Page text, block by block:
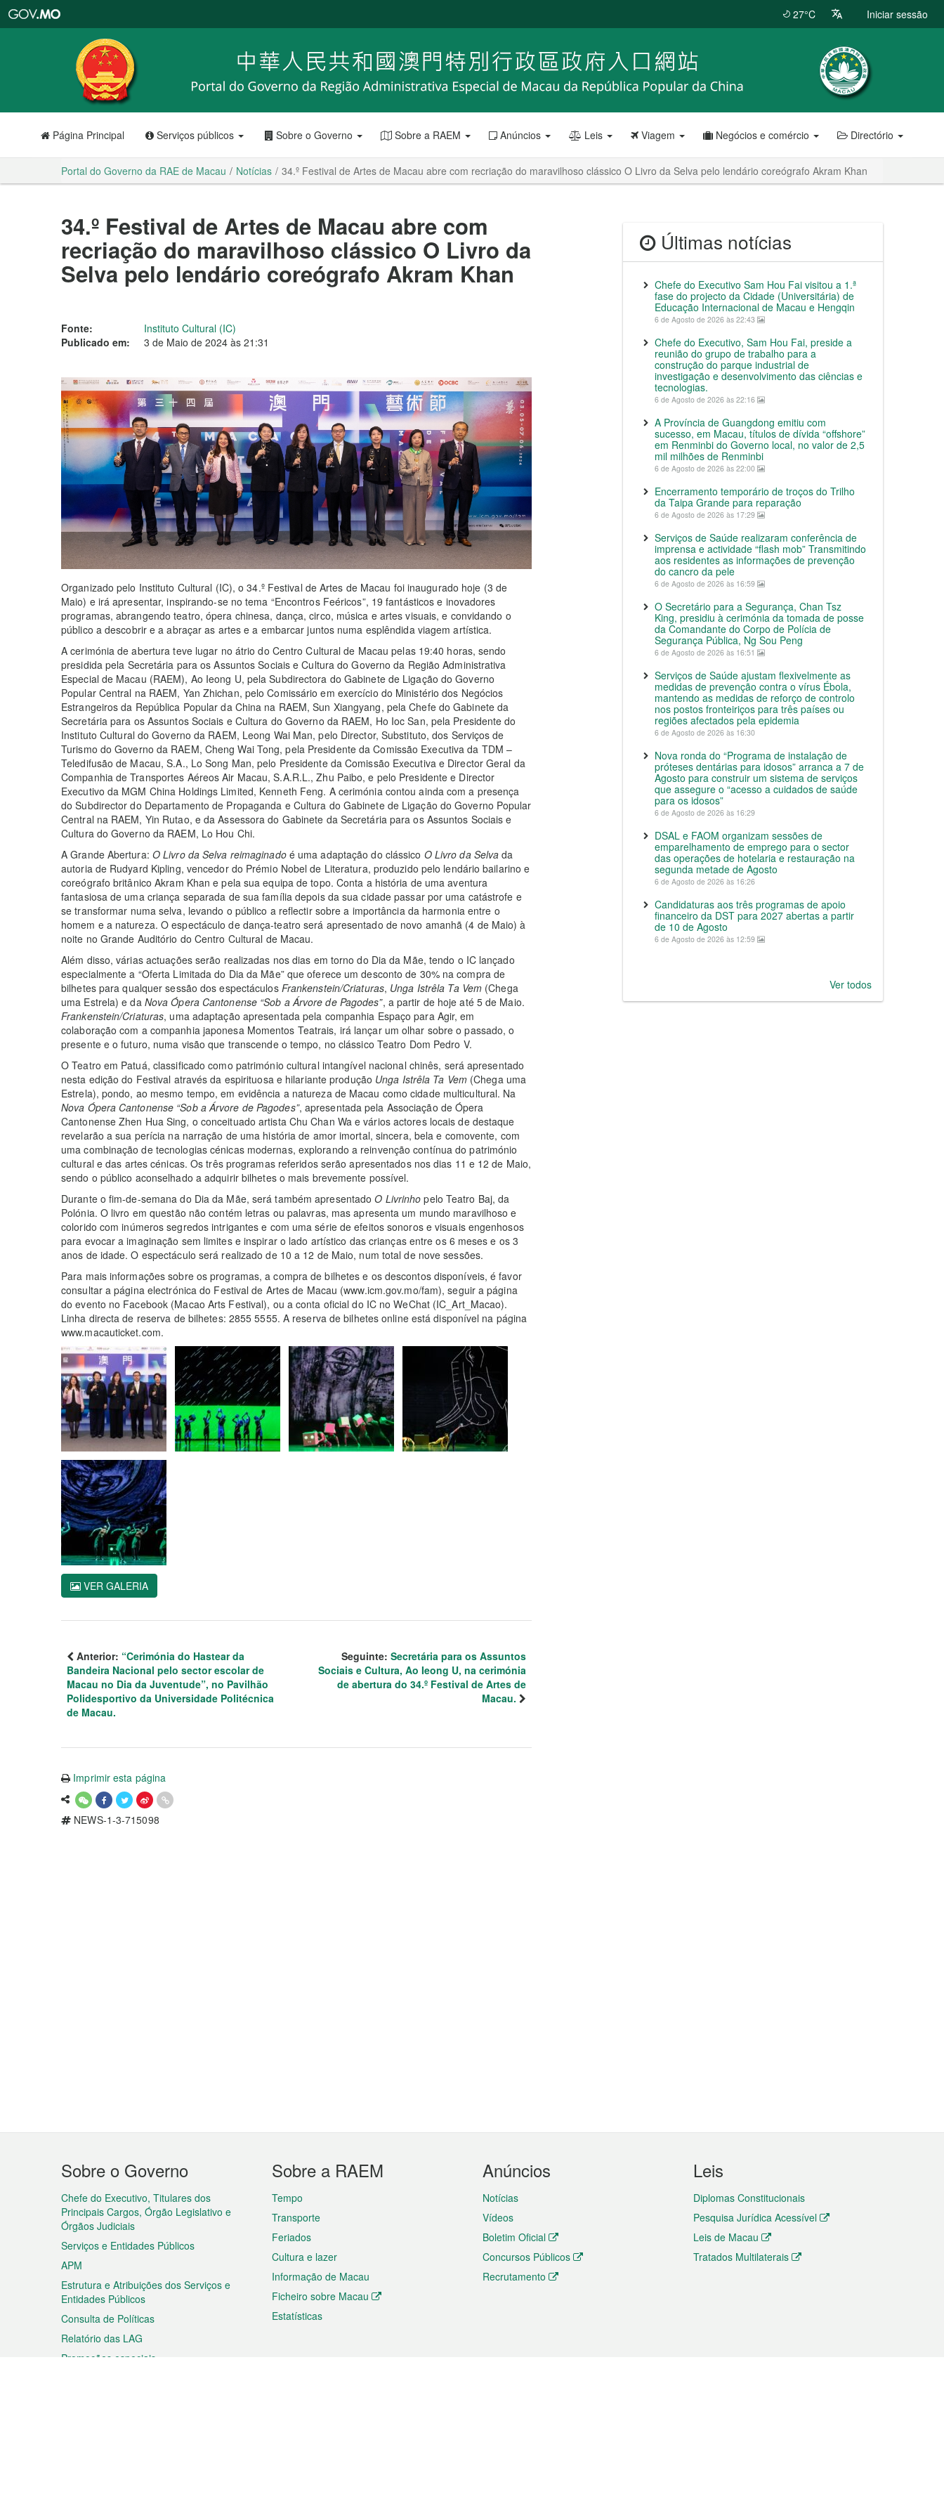
RAE
de
Macau
27°C Iniciar sessão
Página Principal Serviços públicos Sobre o Governo Sobre a RAEM Anúncios Leis Viagem Negócios e comércio Directório
Portal do Governo da RAE de Macau Notícias 34.º Festival de Artes de Macau abre com recriação do maravilhoso clássico O Livro da Selva pelo lendário coreógrafo Akram Khan
34.º Festival de Artes de Macau abre com
recriação do maravilhoso clássico O Livro da
Selva pelo lendário coreógrafo Akram Khan
Fonte:
Instituto Cultural (IC)
Publicado em:
3 de Maio de 2024 às 21:31
Organizado pelo Instituto Cultural (IC), o 34.º Festival de Artes de Macau foi inaugurado hoje (3 de
Maio) e irá apresentar, inspirando-se no tema “Encontros Feéricos”, 19 fantásticos e inovadores
programas, abrangendo teatro, ópera chinesa, dança, circo, música e artes visuais, e convidando o
público a descobrir e a abraçar as artes e a embarcar juntos numa esplêndida viagem artística.
A cerimónia de abertura teve lugar no átrio do Centro Cultural de Macau pelas 19:40 horas, sendo
presidida pela Secretária para os Assuntos Sociais e Cultura do Governo da Região Administrativa
Especial de Macau (RAEM), Ao Ieong U, pela Subdirectora do Gabinete de Ligação do Governo
Popular Central na RAEM, Yan Zhichan, pelo Comissário em exercício do Ministério dos Negócios
Estrangeiros da República Popular da China na RAEM, Sun Xiangyang, pela Chefe do Gabinete da
Secretária para os Assuntos Sociais e Cultura do Governo da RAEM, Ho Ioc San, pela Presidente do
Instituto Cultural do Governo da RAEM, Leong Wai Man, pelo Director, Substituto, dos Serviços de
Turismo do Governo da RAEM, Cheng Wai Tong, pela Presidente da Comissão Executiva da TDM –
Teledifusão de Macau, S.A., Lo Song Man, pelo Presidente da Comissão Executiva e Director Geral da
Companhia de Transportes Aéreos Air Macau, S.A.R.L., Zhu Paibo, e pelo Presidente e Director
Executivo da MGM China Holdings Limited, Kenneth Feng. A cerimónia contou ainda com a presença
do Subdirector do Departamento de Propaganda e Cultura do Gabinete de Ligação do Governo Popular
Central na RAEM, Yin Rutao, e da Assessora do Gabinete da Secretária para os Assuntos Sociais e
Cultura do Governo da RAEM, Lo Hou Chi.
A Grande Abertura: O Livro da Selva reimaginadoé uma adaptação do clássico O Livro da Selva da
autoria de Rudyard Kipling, vencedor do Prémio Nobel de Literatura, produzido pelo lendário bailarino e
coreógrafo britânico Akram Khan e pela sua equipa de topo. Conta a história de uma aventura
fantasiosa de uma criança separada de sua família depois da sua cidade passar por uma catástrofe e
se transformar numa selva, levando o público a reflectir sobre a importância da harmonia entre o
homem e a natureza. O espectáculo de dança-teatro será apresentado de novo amanhã (4 de Maio) à
noite no Grande Auditório do Centro Cultural de Macau.
Além disso, várias actuações serão realizadas nos dias em torno do Dia da Mãe, tendo o IC lançado
especialmente a “Oferta Limitada do Dia da Mãe” que oferece um desconto de 30% na compra de
bilhetes para qualquer sessão dos espectáculos Frankenstein/Criaturas, Unga Istrêla Ta Vem (Chega
uma Estrela) e da Nova Ópera Cantonense “Sob a Árvore de Pagodes”, a partir de hoje até 5 de Maio.
Frankenstein/Criaturas, uma adaptação apresentada pela companhia Espaço para Agir, em
colaboração com a companhia japonesa Momentos Teatrais, irá lançar um olhar sobre o passado, o
presente e o futuro, numa visão que transcende o tempo, no clássico Teatro Dom Pedro V.
O Teatro em Patuá, classificado como património cultural intangível nacional chinês, será apresentado
nesta edição do Festival através da espirituosa e hilariante produção Unga Istrêla Ta Vem (Chega uma
Estrela), pondo, ao mesmo tempo, em evidência a natureza de Macau como cidade multicultural. Na
Nova Ópera Cantonense “Sob a Árvore de Pagodes”, apresentada pela Associação de Ópera
Cantonense Zhen Hua Sing, o conceituado artista Chu Chan Wa e vários actores locais de destaque
revelarão a sua perícia na narração de uma história de amor imortal, sincera, bela e comovente, com
uma combinação de tecnologias cénicas modernas, explorando a reinvenção contínua do património
cultural e das artes cénicas. Os três programas referidos serão apresentados nos dias 11 e 12 de Maio,
sendo o público aconselhado a adquirir bilhetes o mais brevemente possível.
Durante o fim-de-semana do Dia da Mãe, será também apresentadoO Livrinho pelo Teatro Baj, da
Polónia. O livro em questão não contém letras ou palavras, mas apresenta um mundo maravilhoso e
colorido com inúmeros segredos intrigantes e com uma série de efeitos sonoros e visuais engenhosos
para evocar a imaginação sem limites e inspirar o lado artístico das crianças entre os 6 meses e os 3
anos de idade. O espectáculo será realizado de 10 a 12 de Maio, num total de nove sessões.
Para mais informações sobre os programas, a compra de bilhetes e os descontos disponíveis, é favor
consultar a página electrónica do Festival de Artes de Macau (www.icm.gov.mo/fam), seguir a página
do evento no Facebook (Macao Arts Festival), ou a conta oficial do IC no WeChat (IC_Art_Macao).
Linha directa de reserva de bilhetes: 2855 5555. A reserva de bilhetes online está disponível na página
www.macauticket.com.
VER GALERIA
Anterior: “Cerimónia do Hastear da
Bandeira Nacional pelo sector escolar de
Macau no Dia da Juventude”, no Pavilhão
Polidesportivo da Universidade Politécnica
de Macau.
Seguinte: Secretária para os Assuntos
Sociais e Cultura, Ao Ieong U, na cerimónia
de abertura do 34.º Festival de Artes de
Macau.
Imprimir esta página
NEWS-1-3-715098
Últimas notícias
Chefe do Executivo Sam Hou Fai visitou a 1.ª
fase do projecto da Cidade (Universitária) de
Educação Internacional de Macau e Hengqin
6 de Agosto de 2026 às 22:43
Chefe do Executivo, Sam Hou Fai, preside a
reunião do grupo de trabalho para a
construção do parque industrial de
investigação e desenvolvimento das ciências e
tecnologias.
6 de Agosto de 2026 às 22:16
A Província de Guangdong emitiu com
sucesso, em Macau, títulos de dívida “offshore”
em Renminbi do Governo local, no valor de 2,5
mil milhões de Renminbi
6 de Agosto de 2026 às 22:00
Encerramento temporário de troços do Trilho
da Taipa Grande para reparação
6 de Agosto de 2026 às 17:29
Serviços de Saúde realizaram conferência de
imprensa e actividade “flash mob” Transmitindo
aos residentes as informações de prevenção
do cancro da pele
6 de Agosto de 2026 às 16:59
O Secretário para a Segurança, Chan Tsz
King, presidiu à cerimónia da tomada de posse
da Comandante do Corpo de Polícia de
Segurança Pública, Ng Sou Peng
6 de Agosto de 2026 às 16:51
Serviços de Saúde ajustam flexivelmente as
medidas de prevenção contra o vírus Ébola,
mantendo as medidas de reforço de controlo
nos postos fronteiriços para três países ou
regiões afectados pela epidemia
6 de Agosto de 2026 às 16:30
Nova ronda do “Programa de instalação de
próteses dentárias para idosos” arranca a 7 de
Agosto para construir um sistema de serviços
que assegure o “acesso a cuidados de saúde
para os idosos”
6 de Agosto de 2026 às 16:29
DSAL e FAOM organizam sessões de
emparelhamento de emprego para o sector
das operações de hotelaria e restauração na
segunda metade de Agosto
6 de Agosto de 2026 às 16:26
Candidaturas aos três programas de apoio
financeiro da DST para 2027 abertas a partir
de 10 de Agosto
6 de Agosto de 2026 às 12:59
Ver todos
Menu
do
rodapé
Sobre o Governo
Chefe do Executivo, Titulares dos
Principais Cargos, Órgão Legislativo e
Órgãos Judiciais
Serviços e Entidades Públicos
APM
Estrutura e Atribuições dos Serviços e
Entidades Públicos
Consulta de Políticas
Relatório das LAG
Promoções especiais
Sobre a RAEM
Tempo
Transporte
Feriados
Cultura e lazer
Informação de Macau
Ficheiro sobre Macau
Estatísticas
Anúncios
Notícias
Vídeos
Boletim Oficial
Concursos Públicos
Recrutamento
Leis
Diplomas Constitucionais
Pesquisa Jurídica Acessível
Leis de Macau
Tratados Multilaterais